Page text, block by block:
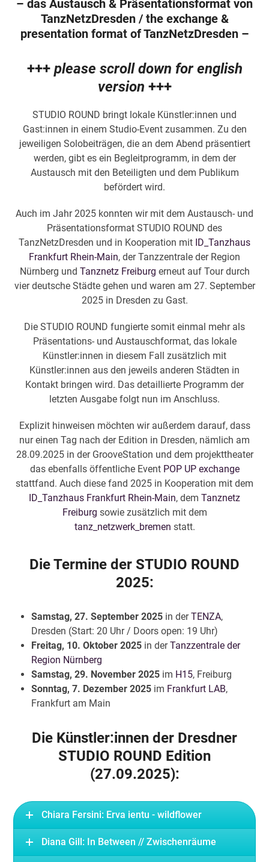
– das Austausch & Präsentationsformat von
TanzNetzDresden / the exchange &
presentation format of TanzNetzDresden –
+++ please scroll down for english
version +++
STUDIO ROUND bringt lokale Künstler:innen und
Gast:innen in einem Studio-Event zusammen. Zu den
jeweiligen Solobeiträgen, die an dem Abend präsentiert
werden, gibt es ein Begleitprogramm, in dem der
Austausch mit den Beteiligten und dem Publikum
befördert wird.
Auch im Jahr 2025 konnten wir mit dem Austausch- und
Präsentationsformat STUDIO ROUND des
TanzNetzDresden und in Kooperation mit ID_Tanzhaus
Frankfurt Rhein-Main, der Tanzzentrale der Region
Nürnberg und Tanznetz Freiburg erneut auf Tour durch
vier deutsche Städte gehen und waren am 27. September
2025 in Dresden zu Gast.
Die STUDIO ROUND fungierte somit einmal mehr als
Präsentations- und Austauschformat, das lokale
Künstler:innen in diesem Fall zusätzlich mit
Künstler:innen aus den jeweils anderen Städten in
Kontakt bringen wird. Das detaillierte Programm der
letzten Ausgabe folgt nun im Anschluss.
Explizit hinweisen möchten wir außerdem darauf, dass
nur einen Tag nach der Edition in Dresden, nämlich am
28.09.2025 in der GrooveStation und dem projekttheater
das ebenfalls öffentliche Event POP UP exchange
stattfand. Auch diese fand 2025 in Kooperation mit dem
ID_Tanzhaus Frankfurt Rhein-Main, dem Tanznetz
Freiburg sowie zusätzlich mit dem
tanz_netzwerk_bremen statt.
Die Termine der STUDIO ROUND
2025:
Samstag, 27. September 2025 in derTENZA,
Dresden (Start: 20 Uhr / Doors open: 19 Uhr)
Freitag, 10. Oktober 2025 in derTanzzentrale der
Region Nürnberg
Samstag, 29. November 2025 im H15, Freiburg
Sonntag, 7. Dezember 2025 im Frankfurt LAB,
Frankfurt am Main
Die Künstler:innen der Dresdner
STUDIO ROUND Edition
(27.09.2025):
Chiara Fersini: Erva ientu - wildflower
Diana Gill: In Between // Zwischenräume